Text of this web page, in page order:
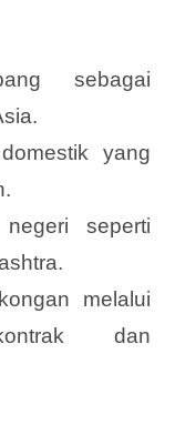
sebagai
yang
seperti
melalui
dan